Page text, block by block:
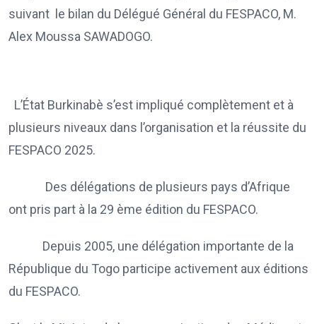
suivant le bilan du Délégué Général du FESPACO, M.
Alex Moussa SAWADOGO.
L’État Burkinabè s’est impliqué complètement et à
plusieurs niveaux dans l’organisation et la réussite du
FESPACO 2025.
Des délégations de plusieurs pays d’Afrique
ont pris part à la 29 ème édition du FESPACO.
Depuis 2005, une délégation importante de la
République du Togo participe activement aux éditions
du FESPACO.